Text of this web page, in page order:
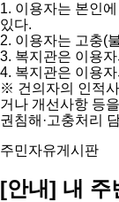
1. 이용자는 본인
있다.
2. 이용자는 고충(
3. 복지관은 이용
4. 복지관은 이용
※ 건의자의 인적
거나 개선사항 등
권침해·고충처리
주민자유게시판
[안내] 내 주